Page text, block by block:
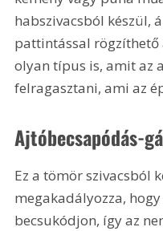
habszivacsból készül,
pattintással rögzíthető
olyan típus is, amit az
felragasztani, ami az
Ajtóbecsapódás-
Ez a tömör szivacsból
megakadályozza,
becsukódjon, így az